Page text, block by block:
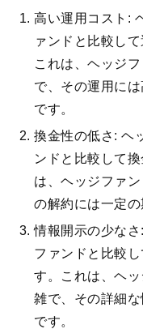
高い運用コスト:
ァンドと比較し
これは、ヘッジ
で、その運用に
です。
換金性の低さ: ヘ
ンドと比較して
は、ヘッジファ
の解約には一定の
情報開示の少な
ファンドと比較
す。これは、ヘ
雑で、その詳細
です。